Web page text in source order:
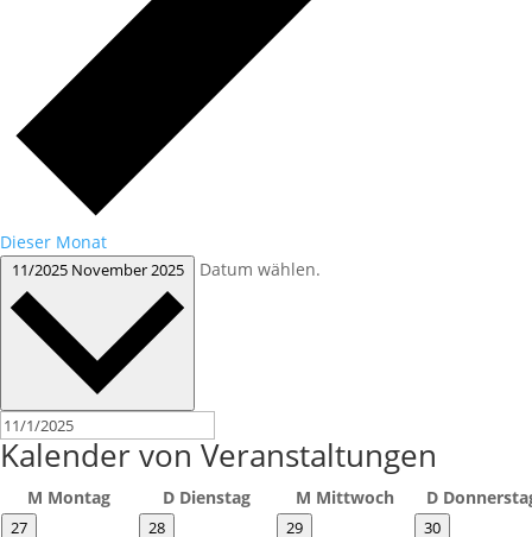
Dieser Monat
11/2025 November 2025 Datum wählen.
Kalender von Veranstaltungen
M Montag D Dienstag M Mittwoch D
27 28 29 30